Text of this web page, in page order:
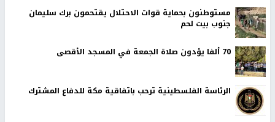
مستوطنون بحماية قوات الاحتلال يقتحمون برك سليمان
جنوب بيت لحم
70 ألفا يؤدون صلاة الجمعة في المسجد الأقصى
الرئاسة الفلسطينية ترحب باتفاقية مكة للدفاع المشترك